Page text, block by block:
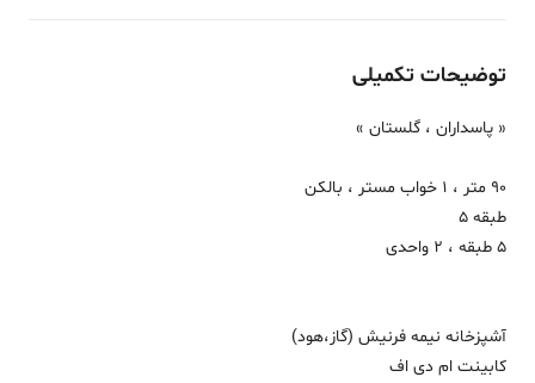
توضیحات تکمیلی
« پاسداران ، گلستان »
90 متر ، 1 خواب مستر ، بالکن
طبقه 5
5 طبقه ، 2 واحدی
آشپزخانه نیمه فرنیش (گاز،هود)
کابینت ام دی اف